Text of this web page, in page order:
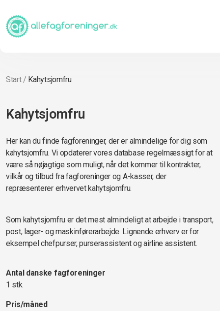
Start/ Kahytsjomfru
Kahytsjomfru
Her kan du finde fagforeninger, der er almindelige for dig som
kahytsjomfru. Vi opdaterer vores database regelmæssigt for at
være så nøjagtige som muligt, når det kommer til kontrakter,
vilkår og tilbud fra fagforeninger og A-kasser, der
repræsenterer erhvervet kahytsjomfru.
Som kahytsjomfru er det mest almindeligt at arbejde i transport,
post, lager- og maskinførerarbejde. Lignende erhverv er for
eksempel chefpurser, purserassistent og airline assistent.
Antal danske fagforeninger
1 stk.
Pris/måned